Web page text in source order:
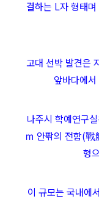
결하는 L자 형태
고대 선박 발견은
앞바다에
나주시 학예연구
ｍ 안팎의 전함(戰
형
이 규모는 국내에